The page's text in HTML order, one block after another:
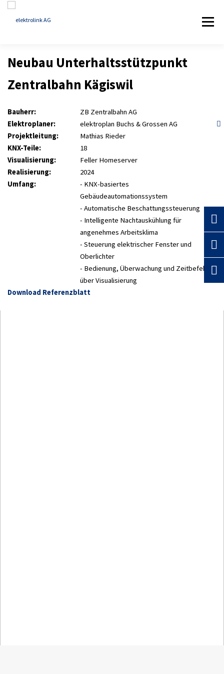
springen
Menü
HOME KOMPETENZ REFERENZEN
ÜBER ELEKTROLINK AKTUELLES
Neubau Unterhaltsstützpunkt
Zentralbahn Kägiswil
Bauherr:
ZB Zentralbahn AG
Elektroplaner:
elektroplan Buchs & Grossen AG
Projektleitung:
Mathias Rieder
KNX-Teile:
18
Visualisierung:
Feller Homeserver
Realisierung:
2024
Umfang:
- KNX-basiertes
Gebäudeautomationssystem
- Automatische Beschattungssteuerung
- Intelligente Nachtauskühlung für
angenehmes Arbeitsklima
- Steuerung elektrischer Fenster und
Oberlichter
- Bedienung, Überwachung und Zeitbefehle
über Visualisierung
Download Referenzblatt